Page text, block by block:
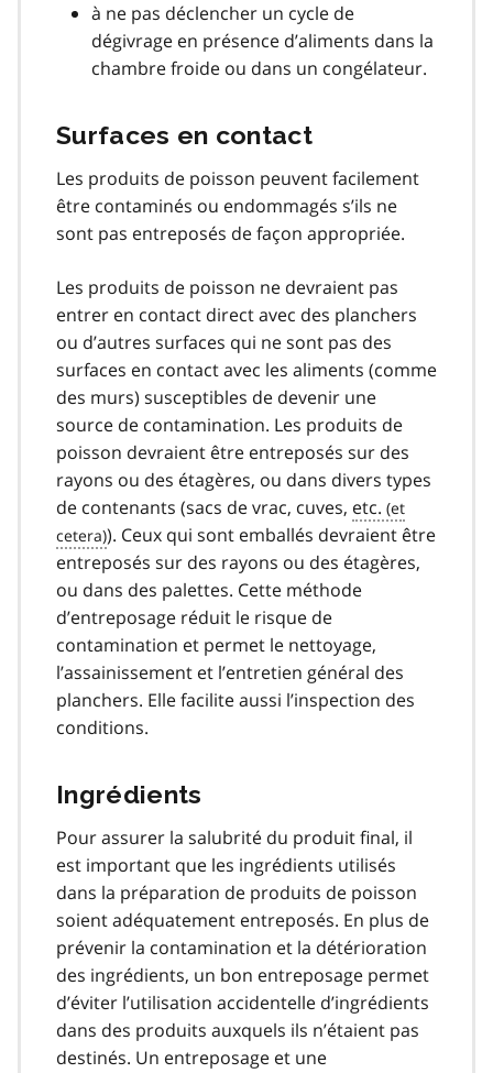
à ne pas déclencher un cycle de
dégivrage en présence d’aliments dans la
chambre froide ou dans un congélateur.
Surfaces en contact
Les produits de poisson peuvent facilement
être contaminés ou endommagés s’ils ne
sont pas entreposés de façon appropriée.
Les produits de poisson ne devraient pas
entrer en contact direct avec des planchers
ou d’autres surfaces qui ne sont pas des
surfaces en contact avec les aliments (comme
des murs) susceptibles de devenir une
source de contamination. Les produits de
poisson devraient être entreposés sur des
rayons ou des étagères, ou dans divers types
de contenants (sacs de vrac, cuves, etc.
). Ceux qui sont emballés devraient être
entreposés sur des rayons ou des étagères,
ou dans des palettes. Cette méthode
d’entreposage réduit le risque de
contamination et permet le nettoyage,
l’assainissement et l’entretien général des
planchers. Elle facilite aussi l’inspection des
conditions.
Ingrédients
Pour assurer la salubrité du produit final, il
est important que les ingrédients utilisés
dans la préparation de produits de poisson
soient adéquatement entreposés. En plus de
prévenir la contamination et la détérioration
des ingrédients, un bon entreposage permet
d’éviter l’utilisation accidentelle d’ingrédients
dans des produits auxquels ils n’étaient pas
destinés. Un entreposage et une